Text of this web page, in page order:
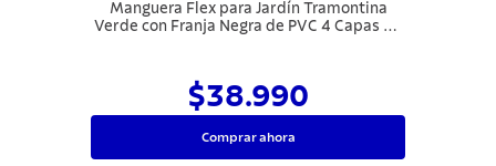
Manguera Flex para Jardín Tramontina
Verde con Franja Negra de PVC 4 Capas 15
$38.990
Comprar ahora